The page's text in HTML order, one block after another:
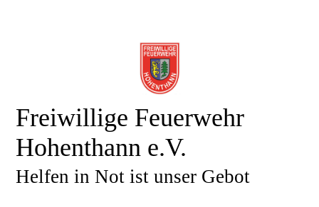
Freiwillige Feuerwehr
Hohenthann e.V.
Helfen in Not ist unser Gebot